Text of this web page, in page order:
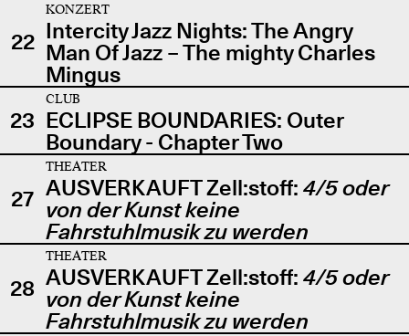
22
KONZERT
Intercity Jazz Nights: The Angry
Man Of Jazz – The mighty Charles
Mingus
23
CLUB
ECLIPSE BOUNDARIES: Outer
Boundary - Chapter Two
27
THEATER
AUSVERKAUFT Zell:stoff: 4/5 oder
von der Kunst keine
Fahrstuhlmusik zu werden
28
THEATER
AUSVERKAUFT Zell:stoff: 4/5 oder
von der Kunst keine
Fahrstuhlmusik zu werden